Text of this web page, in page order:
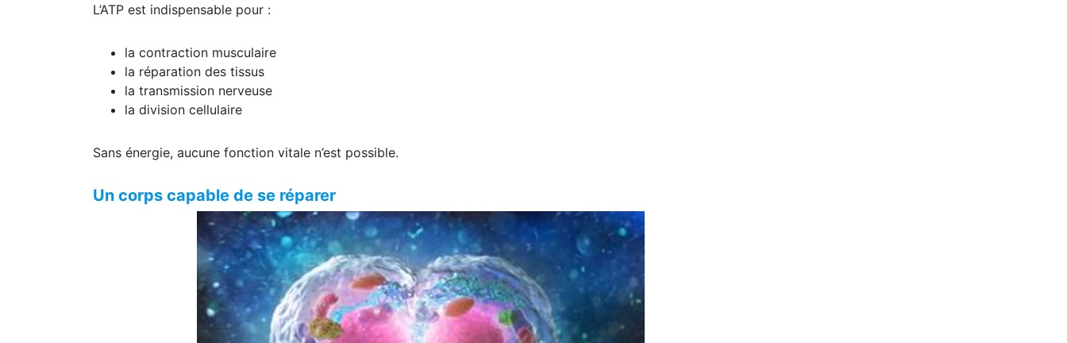
L’ATP est indispensable pour :
la contraction musculaire
la réparation des tissus
la transmission nerveuse
la division cellulaire
Sans énergie, aucune fonction vitale n’est possible.
Un corps capable de se réparer